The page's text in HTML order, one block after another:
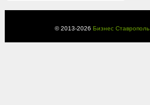
© 2013-2026 Бизнес Ставрополь